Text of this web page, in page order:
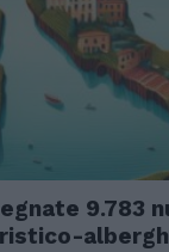
9.783